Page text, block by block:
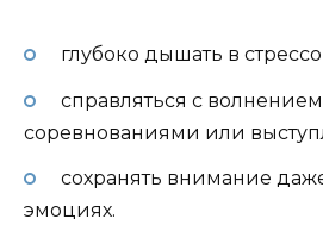
глубоко дышать в
справляться с
соревнованиями или
сохранять внимание
эмоциях.